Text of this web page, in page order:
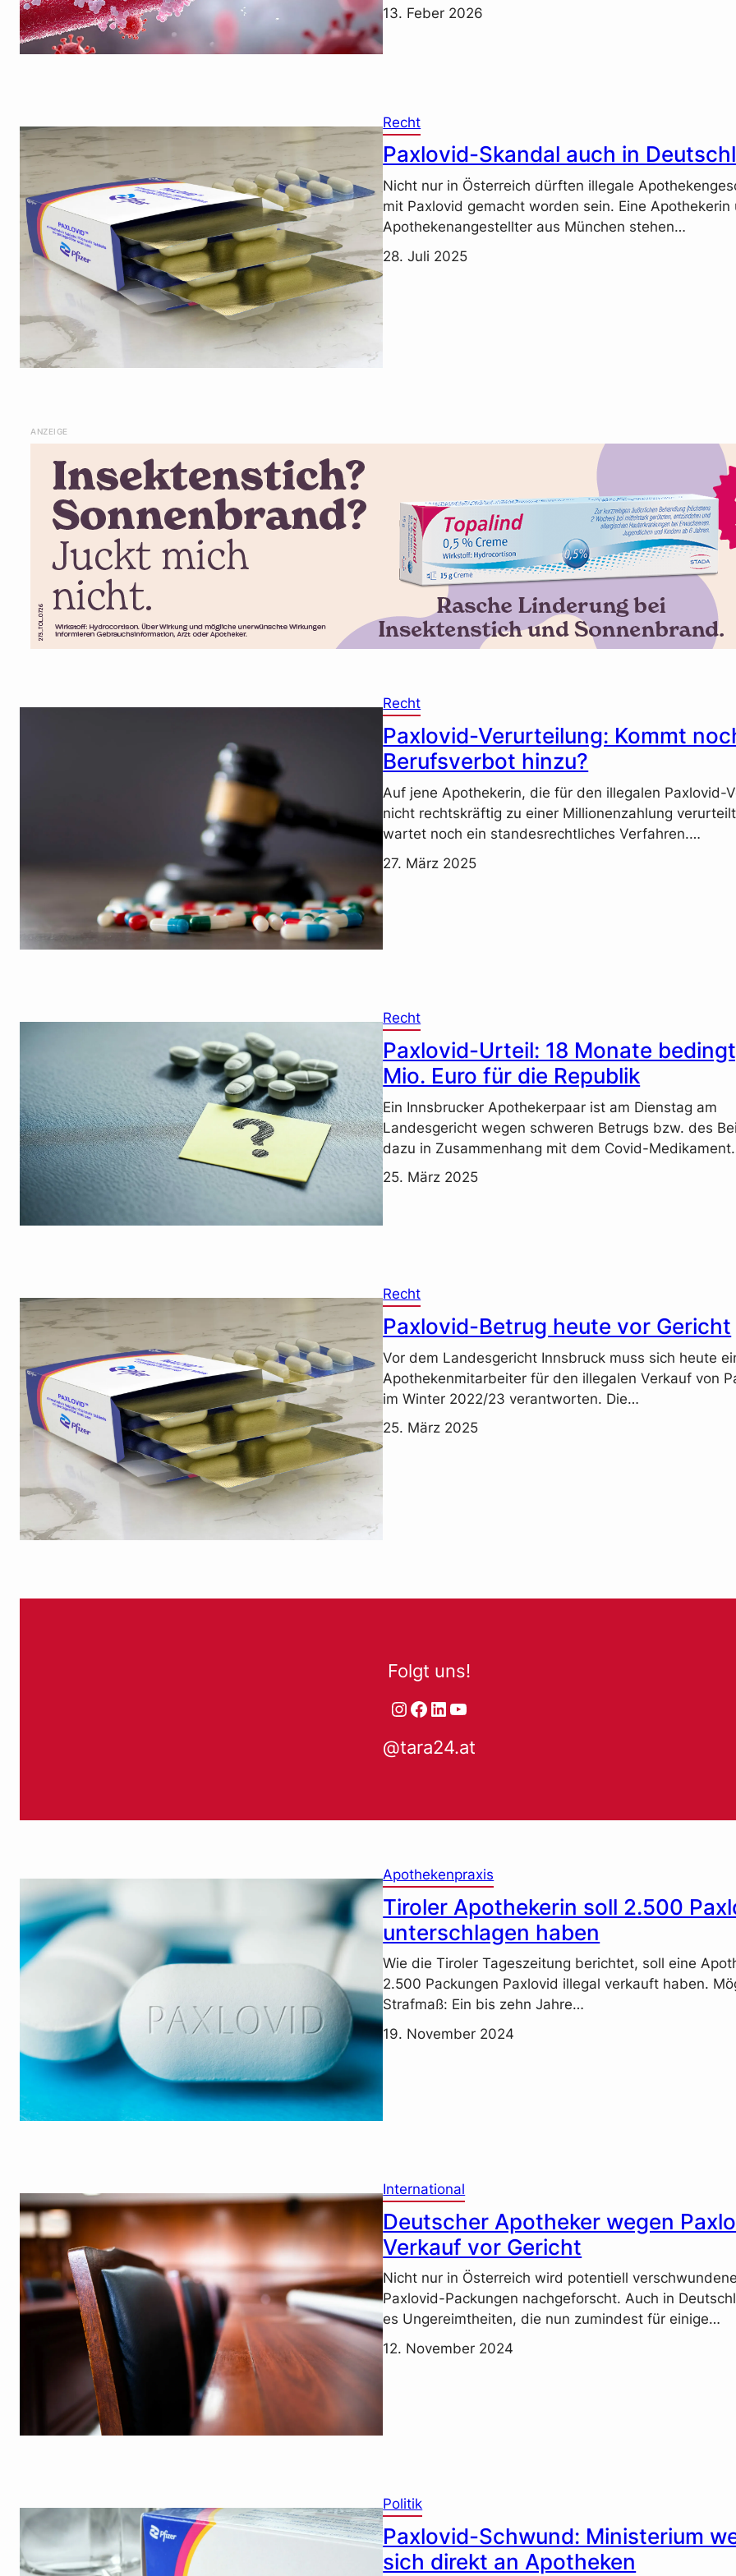
13. Feber 2026
Recht
Paxlovid-Skandal auch in
Nicht nur in Österreich dürften illegale
mit Paxlovid gemacht worden sein. Eine Apothekerin
Apothekenangestellter aus München stehen…
28. Juli 2025
ANZEIGE
Recht
Paxlovid-Verurteilung: Kommt
Berufsverbot hinzu?
Auf jene Apothekerin, die für den illegalen Paxlovid-
nicht rechtskräftig zu einer Millionenzahlung
wartet noch ein standesrechtliches Verfahren.…
27. März 2025
Recht
Paxlovid-Urteil: 18 Monate
Mio. Euro für die Republik
Ein Innsbrucker Apothekerpaar ist am Dienstag am
Landesgericht wegen schweren Betrugs bzw. des
dazu in Zusammenhang mit dem Covid-
25. März 2025
Recht
Paxlovid-Betrug heute vor Gericht
Vor dem Landesgericht Innsbruck muss sich heute
Apothekenmitarbeiter für den illegalen Verkauf von
im Winter 2022/23 verantworten. Die…
25. März 2025
Folgt uns!
Instagram Facebook LinkedIn YouTube
@tara24.at
Apothekenpraxis
Tiroler Apothekerin soll 2.500
unterschlagen haben
Wie die Tiroler Tageszeitung berichtet, soll eine
2.500 Packungen Paxlovid illegal verkauft haben.
Strafmaß: Ein bis zehn Jahre…
19. November 2024
International
Deutscher Apotheker wegen
Verkauf vor Gericht
Nicht nur in Österreich wird potentiell
Paxlovid-Packungen nachgeforscht. Auch in
es Ungereimtheiten, die nun zumindest für einige…
12. November 2024
Politik
Paxlovid-Schwund: Ministerium
sich direkt an Apotheken